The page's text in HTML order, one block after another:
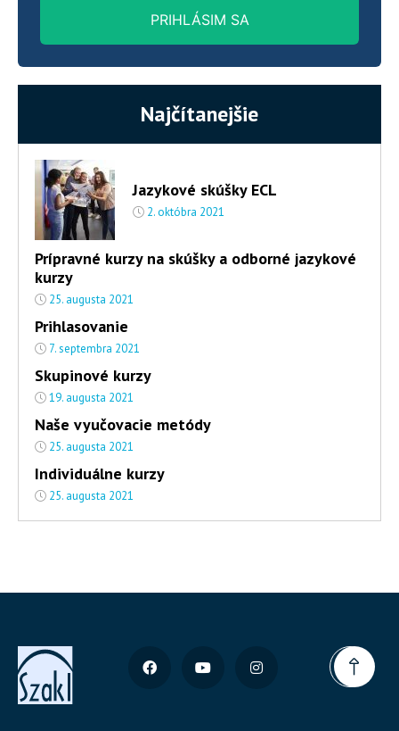
PRIHLÁSIM SA
Najčítanejšie
Jazykové skúšky ECL
2. októbra 2021
Prípravné kurzy na skúšky a odborné jazykové
kurzy
25. augusta 2021
Prihlasovanie
7. septembra 2021
Skupinové kurzy
19. augusta 2021
Naše vyučovacie metódy
25. augusta 2021
Individuálne kurzy
25. augusta 2021